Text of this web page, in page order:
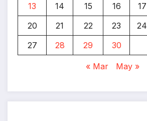
13
14 15 16 17
20
21 22 23 24
27
28 29 30
« Mar May »